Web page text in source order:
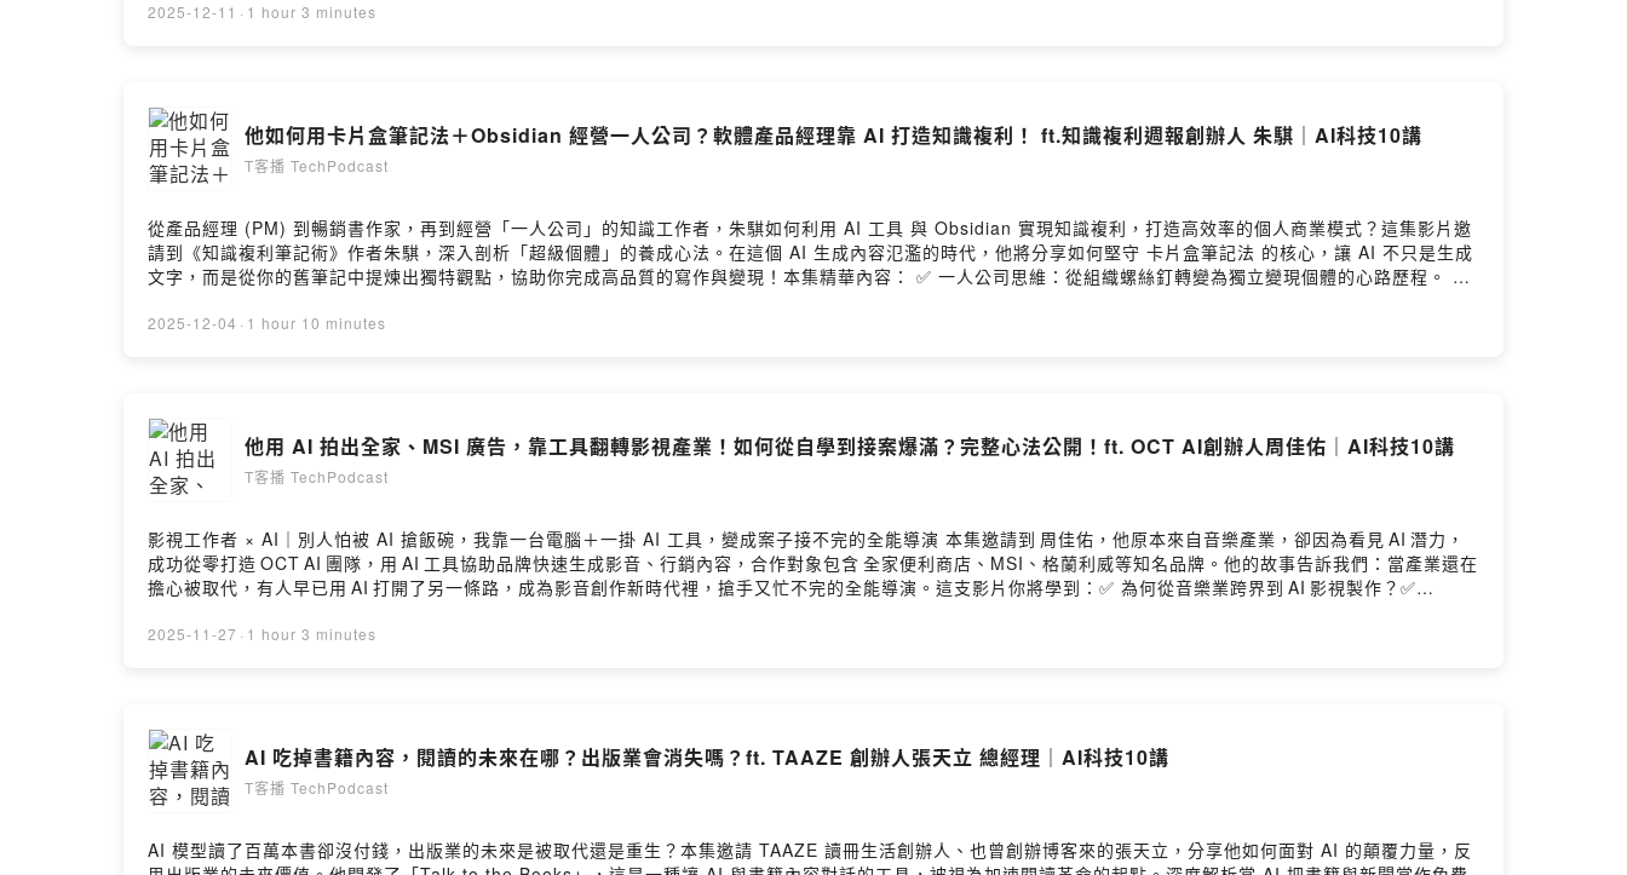
踏入軟體產業，這集會幫助你建立 AI 時代的生存心法。
2025-12-11 · 1 hour 3 minutes
他如何用卡片盒筆記法＋Obsidian 經營一人公司？軟體產品經理靠 AI 打造知識複利！ ft.知識複利週報創辦人 朱騏｜AI科技10講
T客播 TechPodcast
從產品經理 (PM) 到暢銷書作家，再到經營「一人公司」的知識工作者，朱騏如何利用 AI 工具 與 Obsidian 實現知識複利，打造高效率的個人商業模式？這集影片邀
請到《知識複利筆記術》作者朱騏，深入剖析「超級個體」的養成心法。在這個 AI 生成內容氾濫的時代，他將分享如何堅守 卡片盒筆記法 的核心，讓 AI 不只是生成
文字，而是從你的舊筆記中提煉出獨特觀點，協助你完成高品質的寫作與變現！本集精華內容： ✅ 一人公司思維：從組織螺絲釘轉變為獨立變現個體的心路歷程。 ✅
✅ 寫作變現：如何在提升效率的同時，保有「人」的原創性與溫度？
2025-12-04 · 1 hour 10 minutes
他用 AI 拍出全家、MSI 廣告，靠工具翻轉影視產業！如何從自學到接案爆滿？完整心法公開！ft. OCT AI創辦人周佳佑｜AI科技10講
T客播 TechPodcast
影視工作者 × AI｜別人怕被 AI 搶飯碗，我靠一台電腦＋一掛 AI 工具，變成案子接不完的全能導演 本集邀請到 周佳佑，他原本來自音樂產業，卻因為看見 AI 潛力，
成功從零打造 OCT AI 團隊，用 AI 工具協助品牌快速生成影音、行銷內容，合作對象包含 全家便利商店、MSI、格蘭利威等知名品牌。他的故事告訴我們：當產業還在
擔心被取代，有人早已用 AI 打開了另一條路，成為影音創作新時代裡，搶手又忙不完的全能導演。這支影片你將學到：✅ 為何從音樂業跨界到 AI 影視製作？✅
戶期待落差怎麼處理？✅ 技術瓶頸有哪些？硬體、解析度限制、產業變革？✅ 在 AI 時代，影像創作者應具備哪幾項技能？
2025-11-27 · 1 hour 3 minutes
AI 吃掉書籍內容，閱讀的未來在哪？出版業會消失嗎？ft. TAAZE 創辦人張天立 總經理｜AI科技10講
T客播 TechPodcast
AI 模型讀了百萬本書卻沒付錢，出版業的未來是被取代還是重生？本集邀請 TAAZE 讀冊生活創辦人、也曾創辦博客來的張天立，分享他如何面對 AI 的顛覆力量，反